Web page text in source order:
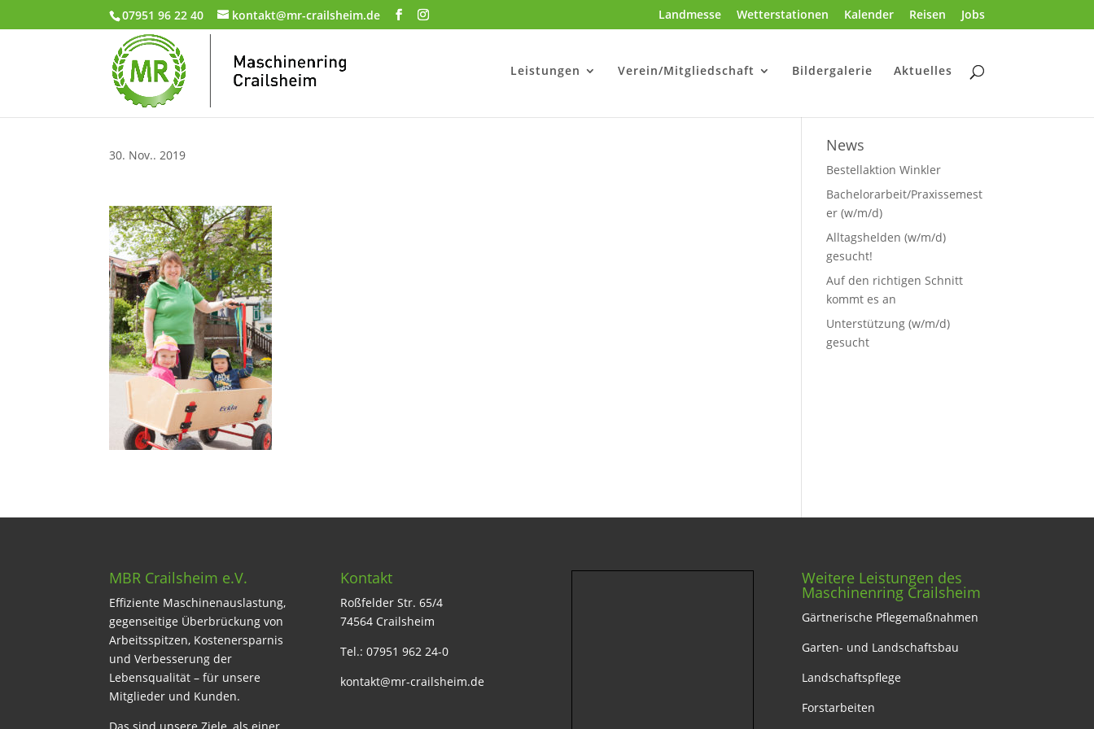
07951 96 22 40 kontakt@mr-crailsheim.de Landmesse Wetterstationen Kalender Reisen Jobs
Leistungen Verein/Mitgliedschaft Bildergalerie Aktuelles
30. Nov.. 2019
News
Bestellaktion Winkler
Bachelorarbeit/Praxissemest
er (w/m/d)
Alltagshelden (w/m/d)
gesucht!
Auf den richtigen Schnitt
kommt es an
Unterstützung (w/m/d)
gesucht
MBR Crailsheim e.V.
Effiziente Maschinenauslastung,
gegenseitige Überbrückung von
Arbeitsspitzen, Kostenersparnis
und Verbesserung der
Lebensqualität – für unsere
Mitglieder und Kunden.
Das sind unsere Ziele, als einer
Kontakt
Roßfelder Str. 65/4
74564 Crailsheim
Tel.: 07951 962 24-0
kontakt@mr-crailsheim.de
Weitere Leistungen des
Maschinenring Crailsheim
Gärtnerische Pflegemaßnahmen
Garten- und Landschaftsbau
Landschaftspflege
Forstarbeiten